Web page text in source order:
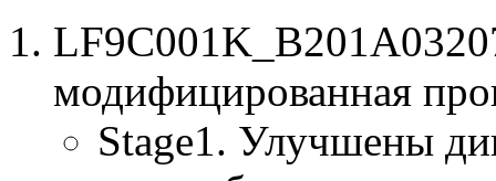
модифицированная
Stage1. Улучшены